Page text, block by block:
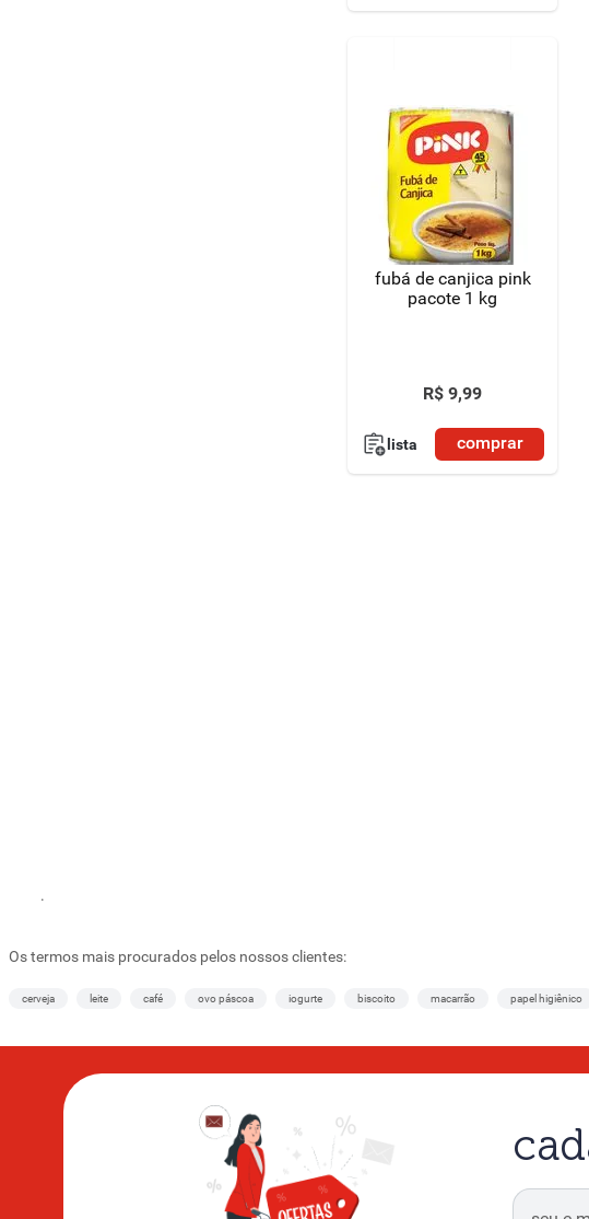
fubá de canjica pink
pacote 1 kg
R$ 9,99
lista comprar
.
Os termos mais procurados pelos nossos clientes:
cerveja leite café ovo páscoa iogurte biscoito macarrão papel higiênico